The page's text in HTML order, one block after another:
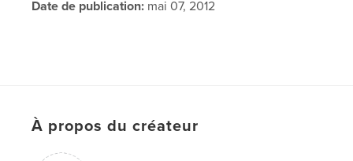
Date de publication: mai 07, 2012
À propos du créateur